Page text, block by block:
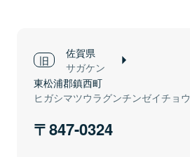
佐賀県
サガケン
東松浦郡鎮西町
ヒガシマツウラグンチンゼイチョウ
847-0324